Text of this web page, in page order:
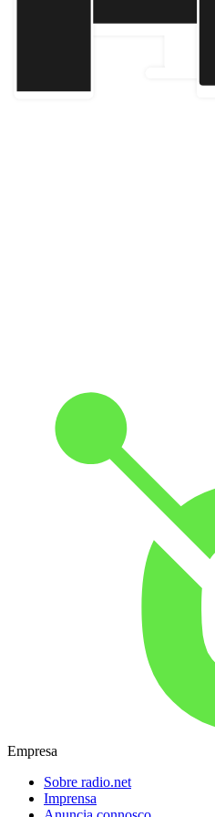
Empresa
Sobre radio.net
Imprensa